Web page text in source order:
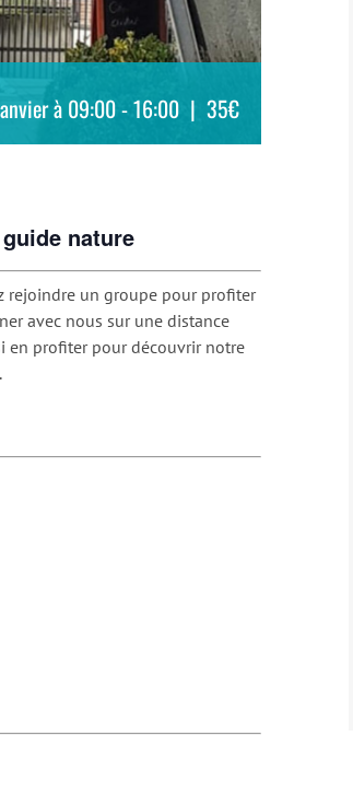
à 09:00-16:00 | 35€
nature
rejoindre un groupe pour profiter
avec nous sur une distance
en profiter pour découvrir notre